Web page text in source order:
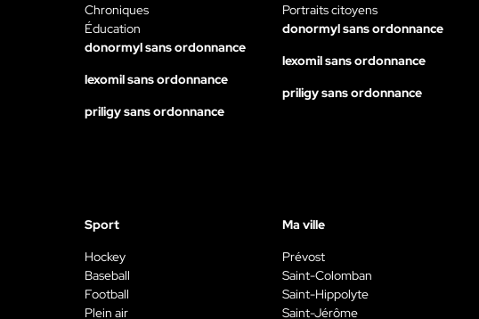
Chroniques
Éducation
donormyl sans ordonnance
lexomil sans ordonnance
priligy sans ordonnance
Portraits citoyens
donormyl sans ordonnance
lexomil sans ordonnance
priligy sans ordonnance
Sport
Hockey
Baseball
Football
Plein air
Ma ville
Prévost
Saint-Colomban
Saint-Hippolyte
Saint-Jérôme